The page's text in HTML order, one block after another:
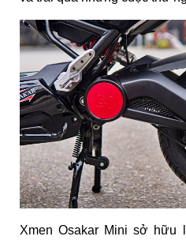
Xmen Osakar Mini sở hữu